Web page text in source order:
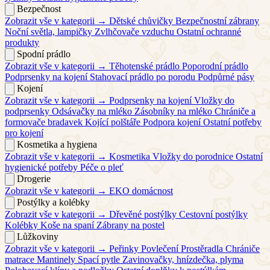
Bezpečnost
Zobrazit vše v kategorii → Dětské chůvičky Bezpečnostní zábrany
Noční světla, lampičky Zvlhčovače vzduchu Ostatní ochranné
produkty
Spodní prádlo
Zobrazit vše v kategorii → Těhotenské prádlo Poporodní prádlo
Podprsenky na kojení Stahovací prádlo po porodu Podpůrné pásy
Kojení
Zobrazit vše v kategorii → Podprsenky na kojení Vložky do
podprsenky Odsávačky na mléko Zásobníky na mléko Chrániče a
formovače bradavek Kojící polštáře Podpora kojení Ostatní potřeby
pro kojení
Kosmetika a hygiena
Zobrazit vše v kategorii → Kosmetika Vložky do porodnice Ostatní
hygienické potřeby Péče o pleť
Drogerie
Zobrazit vše v kategorii → EKO domácnost
Postýlky a kolébky
Zobrazit vše v kategorii → Dřevěné postýlky Cestovní postýlky
Kolébky Koše na spaní Zábrany na postel
Lůžkoviny
Zobrazit vše v kategorii → Peřinky Povlečení Prostěradla Chrániče
matrace Mantinely Spací pytle Zavinovačky, hnízdečka, plyma